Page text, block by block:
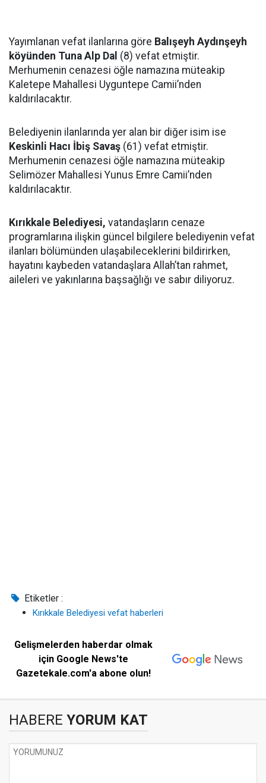
Yayımlanan vefat ilanlarına göre Balışeyh Aydınşeyh
köyünden Tuna Alp Dal (8) vefat etmiştir.
Merhumenin cenazesi öğle namazına müteakip
Kaletepe Mahallesi Uyguntepe Camii’nden
kaldırılacaktır.
Belediyenin ilanlarında yer alan bir diğer isim ise
Keskinli Hacı İbiş Savaş (61) vefat etmiştir.
Merhumenin cenazesi öğle namazına müteakip
Selimözer Mahallesi Yunus Emre Camii’nden
kaldırılacaktır.
Kırıkkale Belediyesi, vatandaşların cenaze
programlarına ilişkin güncel bilgilere belediyenin vefat
ilanları bölümünden ulaşabileceklerini bildirirken,
hayatını kaybeden vatandaşlara Allah’tan rahmet,
aileleri ve yakınlarına başsağlığı ve sabır diliyoruz.
Etiketler :
Kırıkkale Belediyesi vefat haberleri
Gelişmelerden haberdar olmak
için Google News'te
Gazetekale.com'a abone olun!
HABERE YORUM KAT